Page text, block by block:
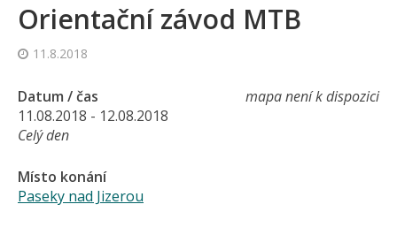
Orientační závod MTB
11.8.2018
mapa není k dispozici
Datum / čas
11.08.2018 - 12.08.2018
Celý den
Místo konání
Paseky nad Jizerou